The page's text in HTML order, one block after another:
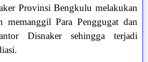
Provinsi Bengkulu melakukan
memanggil Para Penggugat dan
Disnaker sehingga terjadi